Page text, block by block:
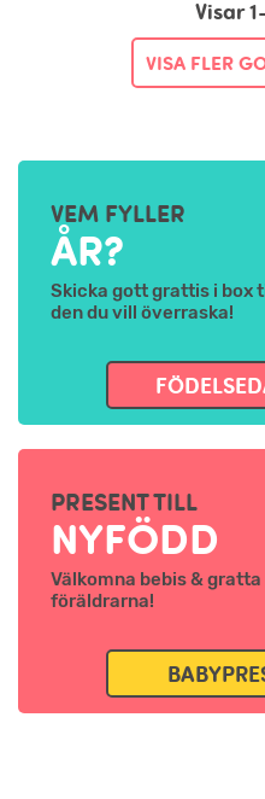
Visar
VISA FLER
VEM FYLLER
ÅR?
Skicka gott grattis i box
den du vill överraska!
PRESENT TILL
NYFÖDD
Välkomna bebis & gratta
föräldrarna!